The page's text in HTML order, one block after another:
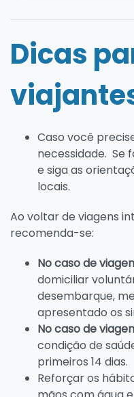
Dicas
Caso você
necessidade. Se
e siga as
locais.
Ao voltar de viagens
recomenda-se:
No caso de
domiciliar
desembarque,
apresentado os
No caso de
condição de
primeiros 14 dias.
Reforçar os